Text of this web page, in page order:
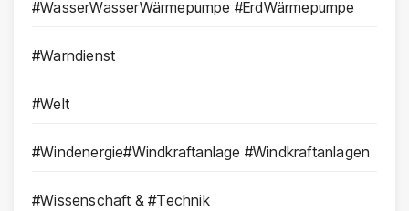
#WasserWasserWärmepumpe #ErdWärmepumpe
#Warndienst
#Welt
#Windenergie#Windkraftanlage #Windkraftanlagen
#Wissenschaft & #Technik